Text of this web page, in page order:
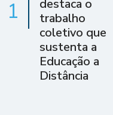
1
destaca o
trabalho
coletivo que
sustenta a
Educação a
Distância